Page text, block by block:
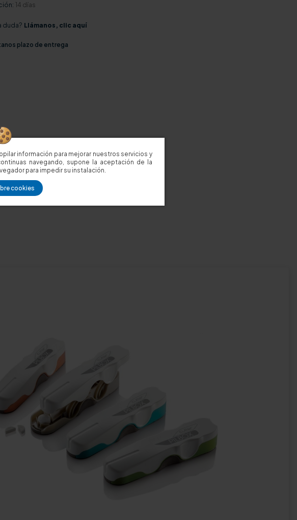
información para mejorar nuestros servicios y
navegando, supone la aceptación de la
para impedir su instalación.
cookies
14 días
duda? Llámanos, clic aquí
plazo de entrega